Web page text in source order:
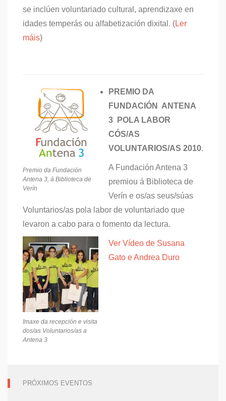
se inclúen voluntariado cultural, aprendizaxe en
idades temperás ou alfabetización dixital. (Ler
máis)
Premio da Fundación
Antena 3, á Biblioteca de
Verín
PREMIO DA
FUNDACIÓN ANTENA
3 POLA LABOR
CÓS/AS
VOLUNTARIOS/AS 2010.
A Fundación Antena 3
premiou á Biblioteca de
Verín e os/as seus/súas
Voluntarios/as pola labor de voluntariado que
levaron a cabo para o fomento da lectura.
Imaxe da recepción e visita
dos/as Voluntarios/as a
Antena 3
Ver Vídeo de Susana
Gato e Andrea Duro
PRÓXIMOS EVENTOS